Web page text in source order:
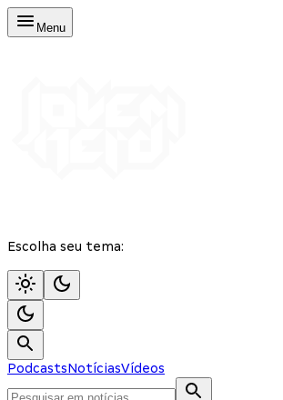
Menu
Escolha seu tema:
PodcastsNotíciasVídeos